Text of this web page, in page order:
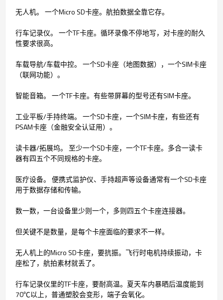
无人机。 一个Micro SD卡座。航拍数据全靠它存。
行车记录仪。 一个TF卡座。循环录像不停地写，对卡座的耐久
性要求很高。
车载导航/车载中控。 一个SD卡座（地图数据），一个SIM卡座
（联网功能）。
智能音箱。 一个TF卡座。有些带屏幕的型号还有SIM卡座。
工业平板/手持终端。 一个SD卡座，一个SIM卡座，有些还有
PSAM卡座（金融安全认证用）。
读卡器/拓展坞。 至少一个SD卡座，一个TF卡座。多合一读卡
器有四五个不同规格的卡座。
医疗设备。 便携式监护仪、手持超声等设备通常有一个SD卡座
用于数据存储和传输。
数一数，一台设备里少则一个，多则四五个卡座连接器。
但关键不是数量，是每个卡座面临的要求不一样。
无人机上的Micro SD卡座，要抗振。飞行时电机持续振动，卡
座松了，航拍素材就丢了。
行车记录仪里的TF卡座，要耐高温。夏天车内暴晒后温度能到
70℃以上，普通塑胶会变形，端子会氧化。